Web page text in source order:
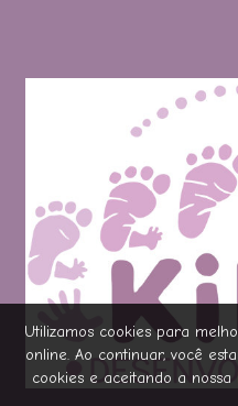
Utilizamos cookies para
online. Ao continuar, você
cookies e aceitando a nossa